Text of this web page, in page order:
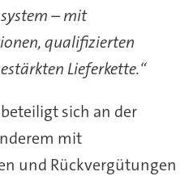
– mit
qualifizierten
Lieferkette.“
sich an der
mit
und Rückvergütungen